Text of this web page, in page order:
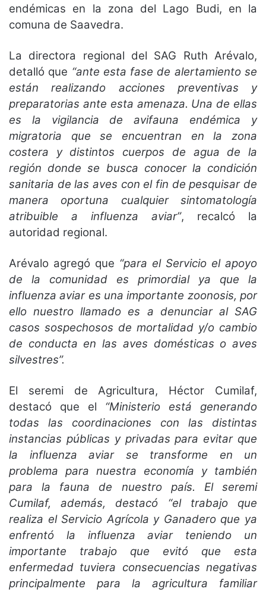
endémicas en la zona del Lago Budi, en la
comuna de Saavedra.
La directora regional del SAG Ruth Arévalo,
detalló que “ante esta fase de alertamiento se
están realizando acciones preventivas y
preparatorias ante esta amenaza. Una de ellas
es la vigilancia de avifauna endémica y
migratoria que se encuentran en la zona
costera y distintos cuerpos de agua de la
región donde se busca conocer la condición
sanitaria de las aves con el fin de pesquisar de
manera oportuna cualquier sintomatología
atribuible a influenza aviar”, recalcó la
autoridad regional.
Arévalo agregó que “para el Servicio el apoyo
de la comunidad es primordial ya que la
influenza aviar es una importante zoonosis, por
ello nuestro llamado es a denunciar al SAG
casos sospechosos de mortalidad y/o cambio
de conducta en las aves domésticas o aves
silvestres”.
El seremi de Agricultura, Héctor Cumilaf,
destacó que el “Ministerio está generando
todas las coordinaciones con las distintas
instancias públicas y privadas para evitar que
la influenza aviar se transforme en un
problema para nuestra economía y también
para la fauna de nuestro país. El seremi
Cumilaf, además, destacó “el trabajo que
realiza el Servicio Agrícola y Ganadero que ya
enfrentó la influenza aviar teniendo un
importante trabajo que evitó que esta
enfermedad tuviera consecuencias negativas
principalmente para la agricultura familiar